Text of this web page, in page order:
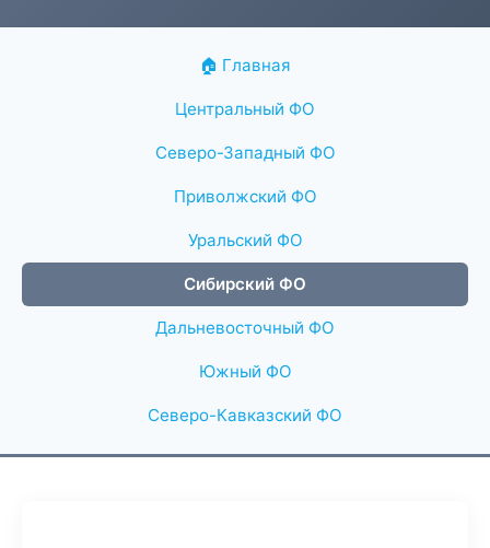
🏠 Главная
Центральный ФО
Северо-Западный ФО
Приволжский ФО
Уральский ФО
Сибирский ФО
Дальневосточный ФО
Южный ФО
Северо-Кавказский ФО